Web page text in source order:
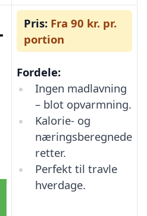
Pris: Fra 90 kr. pr.
portion
Fordele:
Ingen madlavning
– blot opvarmning.
Kalorie- og
næringsberegnede
retter.
Perfekt til travle
hverdage.